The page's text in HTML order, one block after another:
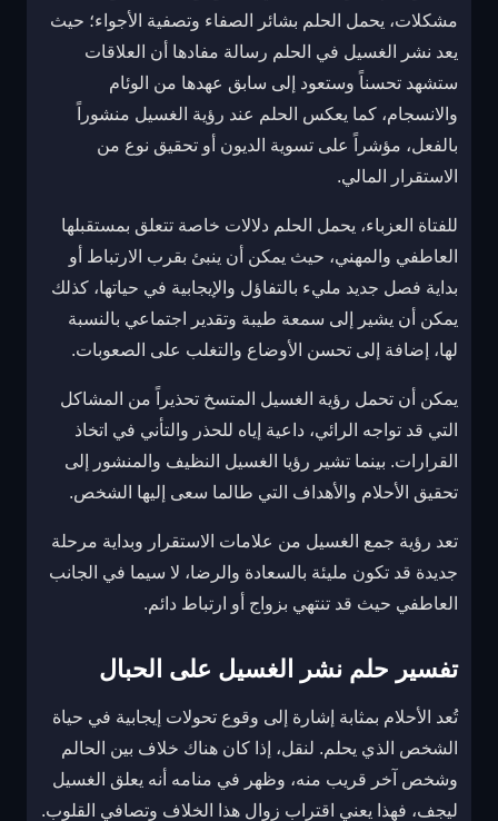
مشكلات، يحمل الحلم بشائر الصفاء وتصفية الأجواء؛ حيث
يعد نشر الغسيل في الحلم رسالة مفادها أن العلاقات
ستشهد تحسناً وستعود إلى سابق عهدها من الوئام
والانسجام، كما يعكس الحلم عند رؤية الغسيل منشوراً
بالفعل، مؤشراً على تسوية الديون أو تحقيق نوع من
الاستقرار المالي.
للفتاة العزباء، يحمل الحلم دلالات خاصة تتعلق بمستقبلها
العاطفي والمهني، حيث يمكن أن ينبئ بقرب الارتباط أو
بداية فصل جديد مليء بالتفاؤل والإيجابية في حياتها، كذلك
يمكن أن يشير إلى سمعة طيبة وتقدير اجتماعي بالنسبة
لها، إضافة إلى تحسن الأوضاع والتغلب على الصعوبات.
يمكن أن تحمل رؤية الغسيل المتسخ تحذيراً من المشاكل
التي قد تواجه الرائي، داعية إياه للحذر والتأني في اتخاذ
القرارات. بينما تشير رؤيا الغسيل النظيف والمنشور إلى
تحقيق الأحلام والأهداف التي طالما سعى إليها الشخص.
تعد رؤية جمع الغسيل من علامات الاستقرار وبداية مرحلة
جديدة قد تكون مليئة بالسعادة والرضا، لا سيما في الجانب
العاطفي حيث قد تنتهي بزواج أو ارتباط دائم.
تفسير حلم نشر الغسيل على الحبال
تُعد الأحلام بمثابة إشارة إلى وقوع تحولات إيجابية في حياة
الشخص الذي يحلم. لنقل، إذا كان هناك خلاف بين الحالم
وشخص آخر قريب منه، وظهر في منامه أنه يعلق الغسيل
ليجف، فهذا يعني اقتراب زوال هذا الخلاف وتصافي القلوب.